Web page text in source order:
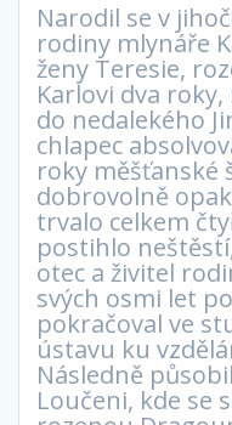
Narodil se v
rodiny mlynáře
ženy Teresie,
Karlovi dva
do nedalekého
chlapec
roky měšťanské
dobrovolně
trvalo celkem
postihlo
otec a živitel
svých osmi let
pokračoval ve
ústavu ku
Následně
Loučeni, kde se